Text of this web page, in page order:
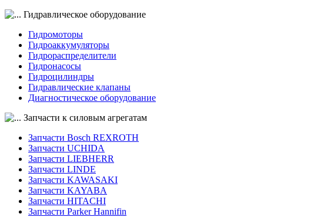
Гидравлическое оборудование
Гидромоторы
Гидроаккумуляторы
Гидрораспределители
Гидронасосы
Гидроцилиндры
Гидравлические клапаны
Диагностическое оборудование
Запчасти к силовым агрегатам
Запчасти Bosch REXROTH
Запчасти UCHIDA
Запчасти LIEBHERR
Запчасти LINDE
Запчасти KAWASAKI
Запчасти KAYABA
Запчасти HITACHI
Запчасти Parker Hannifin